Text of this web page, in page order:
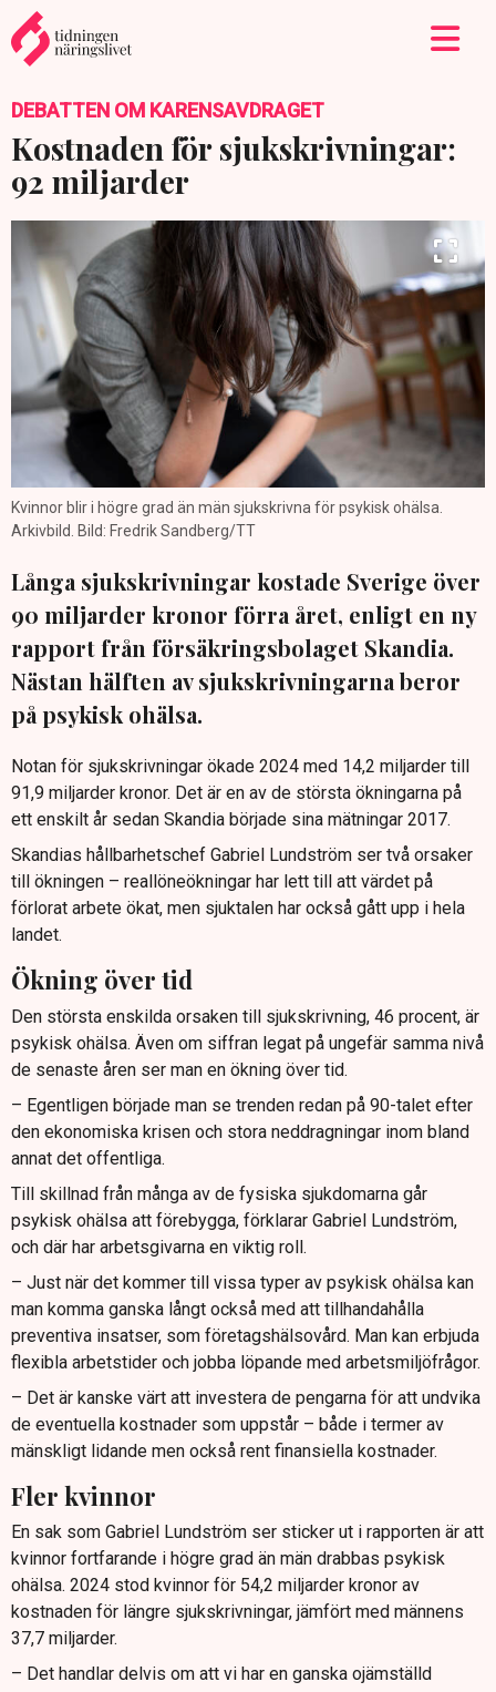
DEBATTEN OM KARENSAVDRAGET
Kostnaden för sjukskrivningar:
92 miljarder
Kvinnor blir i högre grad än män sjukskrivna för psykisk ohälsa.
Arkivbild. Bild: Fredrik Sandberg/TT
Långa sjukskrivningar kostade Sverige över
90 miljarder kronor förra året, enligt en ny
rapport från försäkringsbolaget Skandia.
Nästan hälften av sjukskrivningarna beror
på psykisk ohälsa.
Notan för sjukskrivningar ökade 2024 med 14,2 miljarder till
91,9 miljarder kronor. Det är en av de största ökningarna på
ett enskilt år sedan Skandia började sina mätningar 2017.
Skandias hållbarhetschef Gabriel Lundström ser två orsaker
till ökningen – reallöneökningar har lett till att värdet på
förlorat arbete ökat, men sjuktalen har också gått upp i hela
landet.
Ökning över tid
Den största enskilda orsaken till sjukskrivning, 46 procent, är
psykisk ohälsa. Även om siffran legat på ungefär samma nivå
de senaste åren ser man en ökning över tid.
– Egentligen började man se trenden redan på 90-talet efter
den ekonomiska krisen och stora neddragningar inom bland
annat det offentliga.
Till skillnad från många av de fysiska sjukdomarna går
psykisk ohälsa att förebygga, förklarar Gabriel Lundström,
och där har arbetsgivarna en viktig roll.
– Just när det kommer till vissa typer av psykisk ohälsa kan
man komma ganska långt också med att tillhandahålla
preventiva insatser, som företagshälsovård. Man kan erbjuda
flexibla arbetstider och jobba löpande med arbetsmiljöfrågor.
– Det är kanske värt att investera de pengarna för att undvika
de eventuella kostnader som uppstår – både i termer av
mänskligt lidande men också rent finansiella kostnader.
Fler kvinnor
En sak som Gabriel Lundström ser sticker ut i rapporten är att
kvinnor fortfarande i högre grad än män drabbas psykisk
ohälsa. 2024 stod kvinnor för 54,2 miljarder kronor av
kostnaden för längre sjukskrivningar, jämfört med männens
37,7 miljarder.
– Det handlar delvis om att vi har en ganska ojämställd